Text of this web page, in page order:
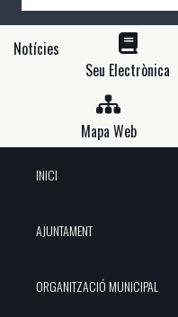
Notícies
Seu Electrònica
Mapa Web
INICI
AJUNTAMENT
ORGANITZACIÓ MUNICIPAL